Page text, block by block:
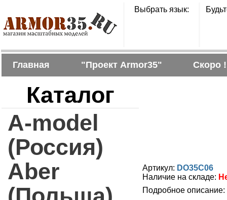
Выбрать язык:
Главная "Проект Armor35" Скоро !
Каталог
A-model
(Россия)
Aber
Артикул: DO35C06
Наличие на складе:
Подробное описание: